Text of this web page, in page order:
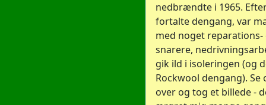
nedbrændte i 1965.
fortalte dengang, var
med noget reparations-
snarere,
gik ild i isoleringen (og
Rockwool dengang). Se
over og tog et billede -